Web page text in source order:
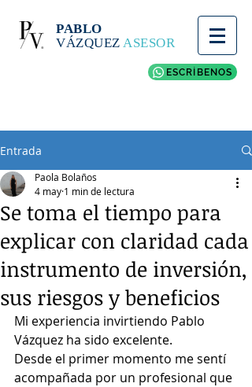
PABLO
VÁZQUEZASESOR
ESCRÍBENOS
Entrada
Se toma el tiempo para
explicar con claridad cada
instrumento de inversión,
sus riesgos y beneficios
Paola Bolaños
4 may 1 min de lectura
Mi experiencia invirtiendo Pablo
Vázquez ha sido excelente.
Desde el primer momento me sentí
acompañada por un profesional que